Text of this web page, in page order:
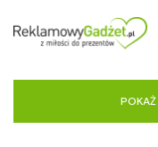
POKAŻ